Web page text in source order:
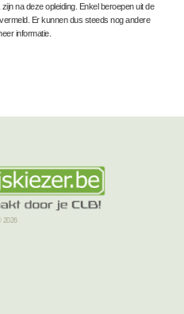
na deze opleiding. Enkel beroepen uit de
Er kunnen dus steeds nog andere
informatie.
2026